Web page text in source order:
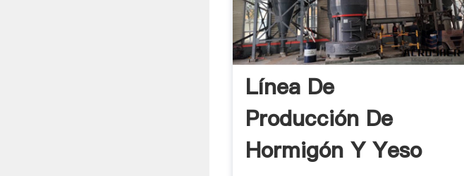
Línea De
Producción De
Hormigón Y Yeso